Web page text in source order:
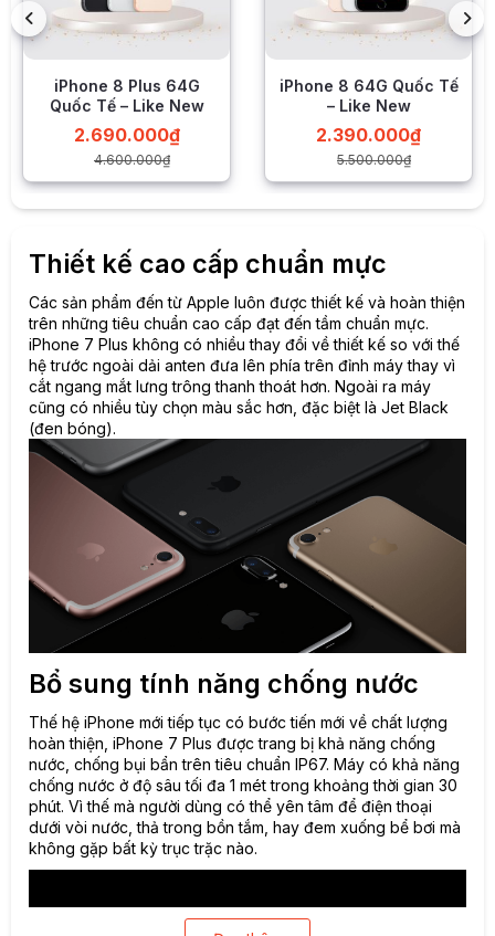
iPhone 8 Plus 64G
Quốc Tế – Like New
4.600.000₫
2.690.000₫
iPhone 8 64G Quốc Tế
– Like New
5.500.000₫
2.390.000₫
Thiết kế cao cấp chuẩn mực
Các sản phẩm đến từ Apple luôn được thiết kế và hoàn thiện
trên những tiêu chuẩn cao cấp đạt đến tầm chuẩn mực.
iPhone 7 Plus không có nhiều thay đổi về thiết kế so với thế
hệ trước ngoài dải anten đưa lên phía trên đỉnh máy thay vì
cắt ngang mắt lưng trông thanh thoát hơn. Ngoài ra máy
cũng có nhiều tùy chọn màu sắc hơn, đặc biệt là Jet Black
(đen bóng).
Bổ sung tính năng chống nước
Thế hệ iPhone mới tiếp tục có bước tiến mới về chất lượng
hoàn thiện, iPhone 7 Plus được trang bị khả năng chống
nước, chống bụi bẩn trên tiêu chuẩn IP67. Máy có khả năng
chống nước ở độ sâu tối đa 1 mét trong khoảng thời gian 30
phút. Vì thế mà người dùng có thể yên tâm để điện thoại
dưới vòi nước, thả trong bồn tắm, hay đem xuống bể bơi mà
không gặp bất kỳ trục trặc nào.